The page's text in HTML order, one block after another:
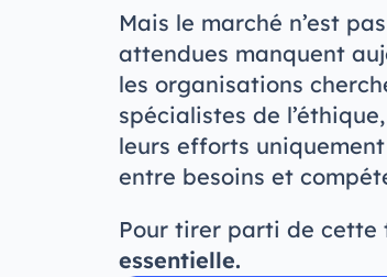
Mais le marché n’est
attendues manquent
les organisations
spécialistes de
leurs efforts
entre besoins et
Pour tirer parti de cette
essentielle.